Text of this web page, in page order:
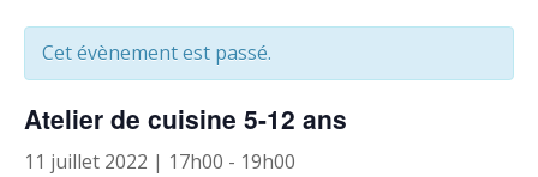
Cet évènement est passé.
Atelier de cuisine 5-12 ans
11 juillet 2022 | 17h00 - 19h00